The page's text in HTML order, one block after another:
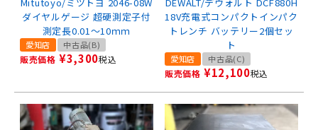
ダイヤルゲージ 超硬測定子付
測定長0.01～10ｍｍ
愛知店 中古品(B)
販売価格 ¥3,300税込
18V充電式コンパクトインパク
トレンチ バッテリー2個セッ
ト
愛知店 中古品(C)
販売価格 ¥12,100税込